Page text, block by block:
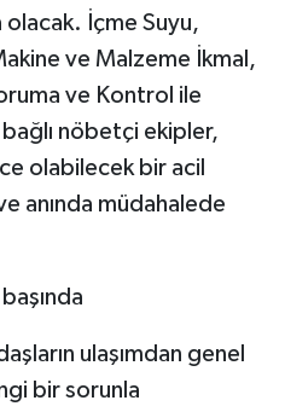
olacak. İçme Suyu,
ve Malzeme İkmal,
ve Kontrol ile
nöbetçi ekipler,
olabilecek bir acil
anında müdahalede
ulaşımdan genel
bir sorunla